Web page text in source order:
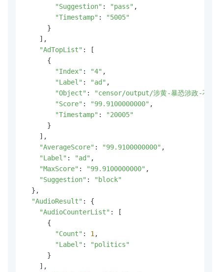
"Suggestion" : "pass" ,
"Timestamp" :
"5005"
      }
    ],
"AdTopList" : [
      {
"Index" : "4" ,
"Label" : "ad" ,
"Object" :
"censor/output/涉黄-暴恐涉政-不良
"Score" : "99.9100000000" ,
"Timestamp" :
"20005"
      }
    ],
"AverageScore" : "99.9100000000" ,
"Label" : "ad" ,
"MaxScore" : "99.9100000000" ,
"Suggestion" :
"block"
  },
"AudioResult" : {
"AudioCounterList" : [
      {
"Count" : 1 ,
"Label" :
"politics"
      }
    ],